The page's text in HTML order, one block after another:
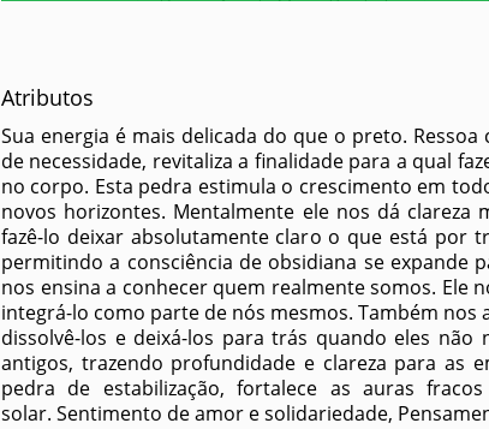
Atributos
Sua energia é mais delicada do que o preto.
de necessidade, revitaliza a finalidade para a qual
no corpo. Esta pedra estimula o crescimento em
novos horizontes. Mentalmente ele nos dá clareza
fazê-lo deixar absolutamente claro o que está por
permitindo a consciência de obsidiana se expande
nos ensina a conhecer quem realmente somos. Ele
integrá-lo como parte de nós mesmos. Também
dissolvê-los e deixá-los para trás quando eles
antigos, trazendo profundidade e clareza para as
pedra de estabilização, fortalece as auras
solar. Sentimento de amor e solidariedade,